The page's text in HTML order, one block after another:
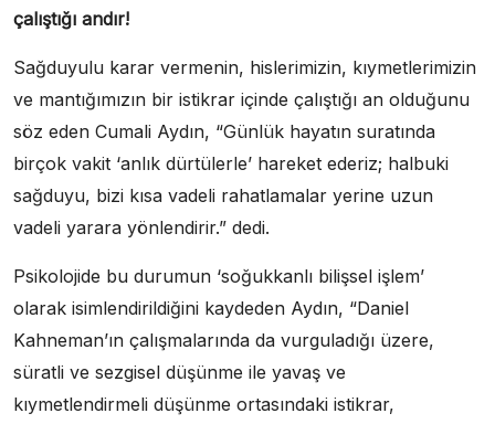
çalıştığı andır!
Sağduyulu karar vermenin, hislerimizin, kıymetlerimizin
ve mantığımızın bir istikrar içinde çalıştığı an olduğunu
söz eden Cumali Aydın, “Günlük hayatın suratında
birçok vakit ‘anlık dürtülerle’ hareket ederiz; halbuki
sağduyu, bizi kısa vadeli rahatlamalar yerine uzun
vadeli yarara yönlendirir.” dedi.
Psikolojide bu durumun ‘soğukkanlı bilişsel işlem’
olarak isimlendirildiğini kaydeden Aydın, “Daniel
Kahneman’ın çalışmalarında da vurguladığı üzere,
süratli ve sezgisel düşünme ile yavaş ve
kıymetlendirmeli düşünme ortasındaki istikrar,